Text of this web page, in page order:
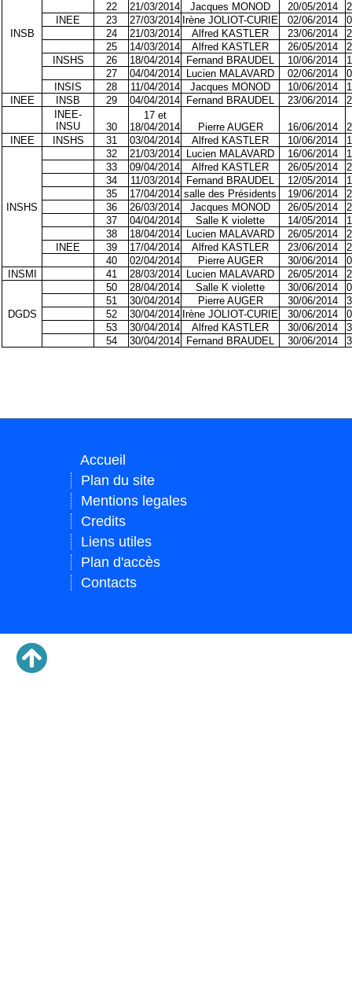
INSB
22
21/03/2014 Jacques MONOD 20/05/2014
INEE
23 27/03/2014 Irène JOLIOT-CURIE 02/06/2014
24
21/03/2014 Alfred KASTLER 23/06/2014
25
14/03/2014 Alfred KASTLER 26/05/2014
INSHS
26 18/04/2014 Fernand BRAUDEL 10/06/2014
27
04/04/2014 Lucien MALAVARD 02/06/2014
INSIS
28 11/04/2014 Jacques MONOD 10/06/2014
INEE
INSB 29 04/04/2014 Fernand BRAUDEL 23/06/2014
INEE-
INSU
30
17 et
18/04/2014
Pierre AUGER 16/06/2014
INEE
INSHS 31 03/04/2014 Alfred KASTLER 10/06/2014
INSHS
32 21/03/2014 Lucien MALAVARD 16/06/2014
33
09/04/2014 Alfred KASTLER 26/05/2014
34
11/03/2014 Fernand BRAUDEL 12/05/2014
35
17/04/2014 salle des Présidents 19/06/2014
36
26/03/2014 Jacques MONOD 26/05/2014
37
04/04/2014 Salle K violette 14/05/2014
38
18/04/2014 Lucien MALAVARD 26/05/2014
INEE
39 17/04/2014 Alfred KASTLER 23/06/2014
40
02/04/2014 Pierre AUGER 30/06/2014
INSMI
41 28/03/2014 Lucien MALAVARD 26/05/2014
DGDS
50 28/04/2014 Salle K violette 30/06/2014
51
30/04/2014 Pierre AUGER 30/06/2014
52
30/04/2014 Irène JOLIOT-CURIE 30/06/2014
53
30/04/2014 Alfred KASTLER 30/06/2014
54
30/04/2014 Fernand BRAUDEL 30/06/2014
Accueil
Plan du site
Mentions legales
Credits
Liens utiles
Plan d'accès
Contacts